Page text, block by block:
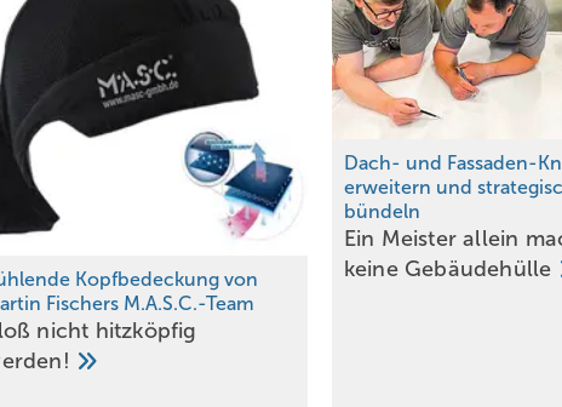
Kopfbedeckung von
Fischers M.A.S.C.-Team
nicht hitzköpfig
D ach- und Fassaden-
erweitern und
bündeln
Ein Meister allein
keine Gebäudehülle